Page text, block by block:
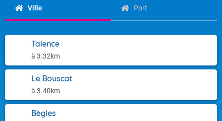
Ville Port
Talence
à 3.32km
Le Bouscat
à 3.40km
Bègles